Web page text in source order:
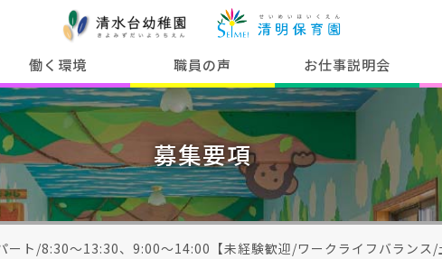
働く環境 職員の声 お仕事説明会
募集要項
ート/8:30～13:30、9:00～14:00【未経験歓迎/ワークライフバランス/